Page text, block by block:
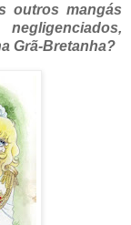
outros mangás
Grã-Bretanha?